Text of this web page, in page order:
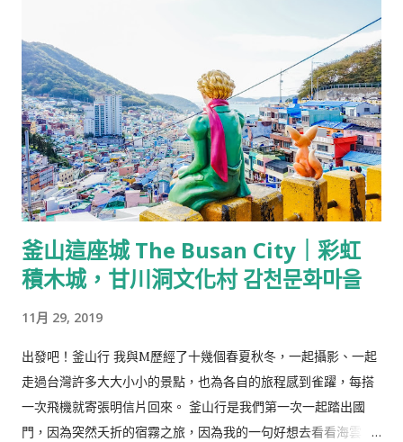
以優雅的方式一道一道出餐，是我對精緻鐵板燒的第一印象，也
是多年前的我一直惦記著要嚐一嚐的大餐，而從初訪至今竟也已
經十年過去，偶爾的一頓大餐早已不是難事。 帕瑪森起司麵包 佐
料有1.洋蔥碎/2.蒜香魚子抹醬/3.玫瑰鹽。 洋蔥脆口微辛，可以
單吃開胃；香氣濃郁的蒜味抹醬搭配顆粒狀的鱼子，鹹香甜中帶
點嗆辣，是夏慕尼引人注目的招牌之一，也有人特外帶麵包只為
了一嚐美味的抹醬，與櫻花蝦炒飯皆被稱為夏慕尼主餐外的本
體。 熱前菜-青檸茴香奶油鮑魚&松露蒸蛋 小巧的熱前菜，由師
傅在鐵板前準備，以微煎的鮑魚佐上酸香的青檸搭配綿密細緻的
松露蒸蛋。 因為是前菜，份量較為精緻，感覺尚未品嚐到特色便
吃完了。 熱前菜-茴香奶油鮮蝦&松露蒸蛋 秋冬新菜單中的熱前
主廚湯品-法式牛肝菌牛肉清湯 以牛肉、牛肝菌與蔬菜燉煮的清
湯，湯品味道清甜、牛肉軟嫩，牛肝菌薄餅混著清湯，吃起來像
美味的手工餅乾。 主廚湯品-北海道干貝海鮮清湯 以北海道干貝
為主角，配上魚片、苜蓿芽與黃瓜捲，味道簡單但好喝。 主廚湯
品- 松露起司洋蔥湯 濃厚的洋蔥味帶著獨特的辛香，配上一整片
釜山這座城 The Busan City｜彩虹
積木城，甘川洞文化村 감천문화마을
11月 29, 2019
出發吧！釜山行 我與M歷經了十幾個春夏秋冬，一起攝影、一起
走過台灣許多大大小小的景點，也為各自的旅程感到雀躍，每搭
一次飛機就寄張明信片回來。 釜山行是我們第一次一起踏出國
門，因為突然夭折的宿霧之旅，因為我的一句好想去看看海雲